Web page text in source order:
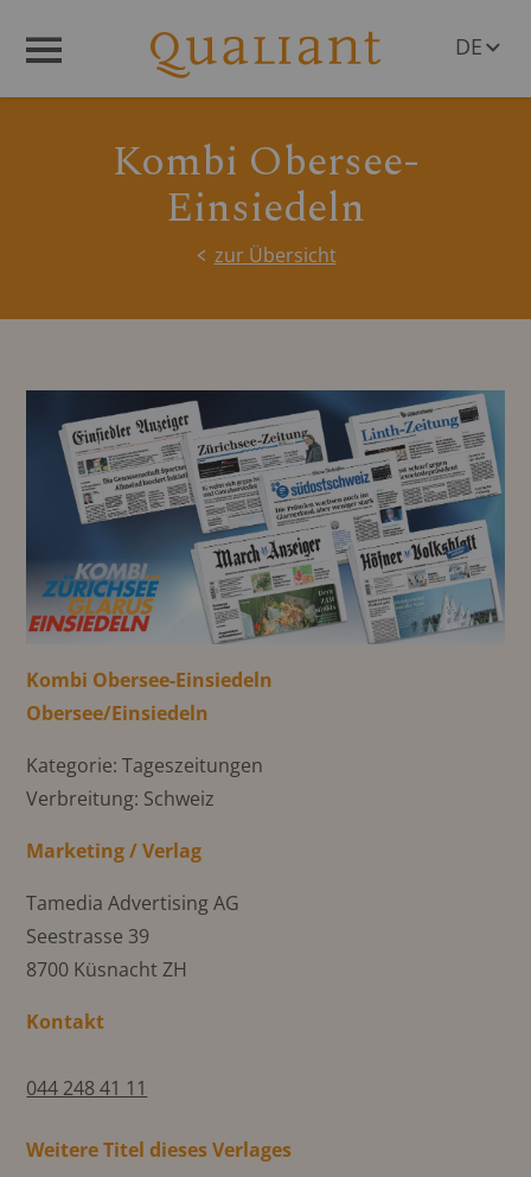
DE
Kombi Obersee-
Einsiedeln
zur Übersicht
Kombi Obersee-Einsiedeln
Obersee/Einsiedeln
Kategorie: Tageszeitungen
Verbreitung: Schweiz
Marketing / Verlag
Tamedia Advertising AG
Seestrasse 39
8700 Küsnacht ZH
Kontakt
044 248 41 11
Weitere Titel dieses Verlages